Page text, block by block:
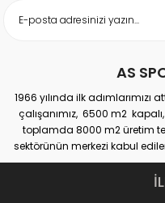
AS
1966 yılında ilk adımlarımızı
çalışanımız, 6500 m2
toplamda 8000 m2 üretim
sektörünün merkezi kabul
mağazamız, Türkiye genelinde
perakande mağazamız,
mağazamız ile AS SPOR